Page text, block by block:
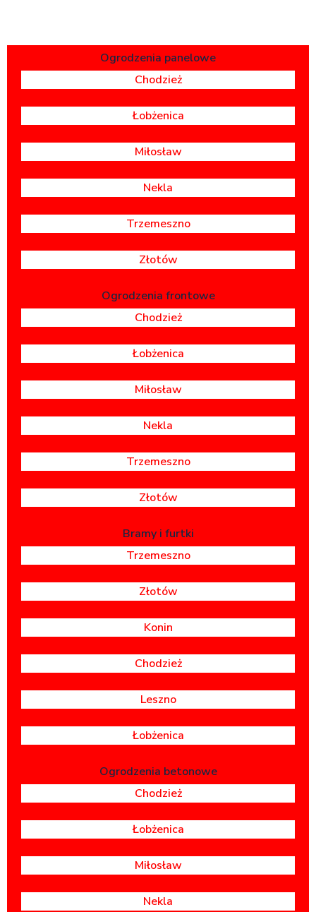
Ogrodzenia panelowe
Chodzież
Łobżenica
Miłosław
Nekla
Trzemeszno
Złotów
Ogrodzenia frontowe
Chodzież
Łobżenica
Miłosław
Nekla
Trzemeszno
Złotów
Bramy i furtki
Trzemeszno
Złotów
Konin
Chodzież
Leszno
Łobżenica
Ogrodzenia betonowe
Chodzież
Łobżenica
Miłosław
Nekla